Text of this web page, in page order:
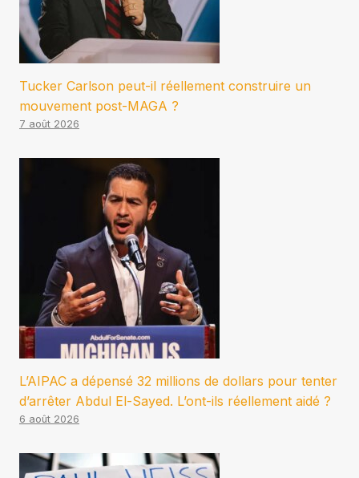
Tucker Carlson peut-il réellement construire un
mouvement post-MAGA ?
7 août 2026
L’AIPAC a dépensé 32 millions de dollars pour tenter
d’arrêter Abdul El-Sayed. L’ont-ils réellement aidé ?
6 août 2026